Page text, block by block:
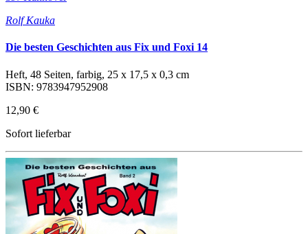
Rolf Kauka
Die besten Geschichten aus Fix und Foxi 14
Heft, 48 Seiten, farbig, 25 x 17,5 x 0,3 cm
ISBN: 9783947952908
12,90 €
Sofort lieferbar